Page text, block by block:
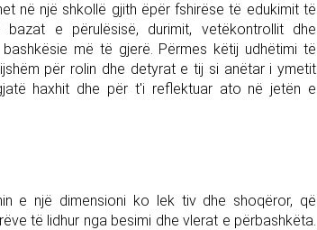
në një shkollë gjith ëpër fshirëse të edukimit të
e përulësisë, durimit, vetëkontrollit dhe
më të gjerë. Përmes këtij udhëtimi të
për rolin dhe detyrat e tij si anëtar i ymetit
haxhit dhe për t'i reflektuar ato në jetën e
e një dimensioni ko lek tiv dhe shoqëror, që
të lidhur nga besimi dhe vlerat e përbashkëta.